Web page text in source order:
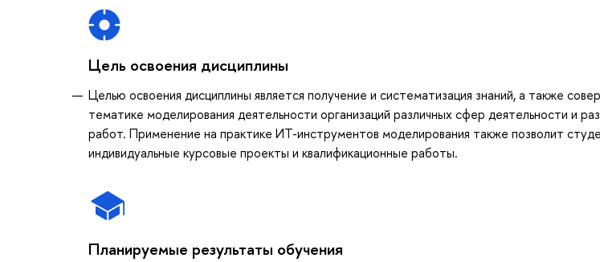
Цель освоения дисциплины
Целью освоения дисциплины является получение и систематизация знаний, а также
тематике моделирования деятельности организаций различных сфер деятельности и
работ. Применение на практике ИТ-инструментов моделирования также позволит
индивидуальные курсовые проекты и квалификационные работы.
Планируемые результаты обучения